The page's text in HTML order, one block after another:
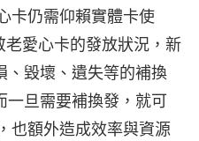
卡仍需仰賴實體卡使
愛心卡的發放狀況，新
、毀壞、遺失等的補換
一旦需要補換發，就可
也額外造成效率與資源